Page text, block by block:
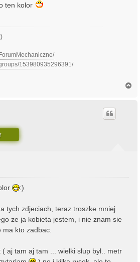
ten kolor
153980935296391/
:)
tych zdjeciach, teraz troszke mniej
ze ja kobieta jestem, i nie znam sie
kto zadbac.
aj tam aj tam ... wielki slup byl.. metr